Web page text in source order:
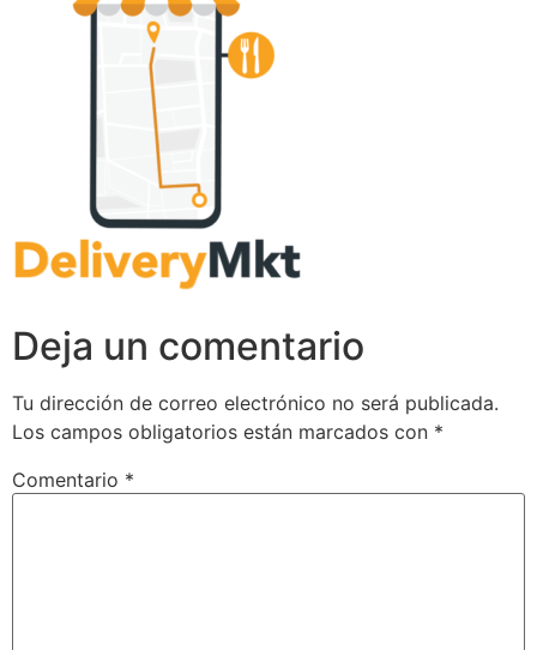
Deja un comentario
Tu dirección de correo electrónico no será publicada.
Los campos obligatorios están marcados con *
Comentario *